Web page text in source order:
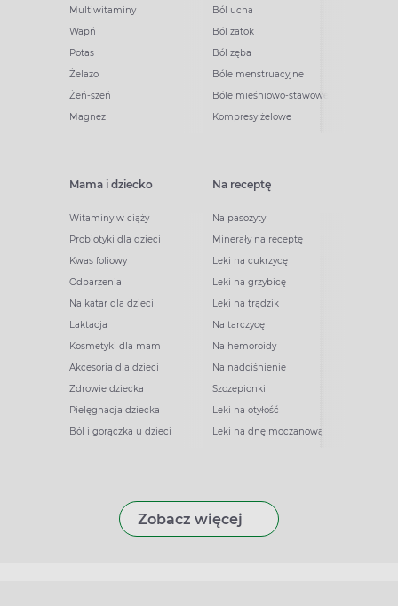
Multiwitaminy
Wapń
Potas
Żelazo
Żeń-szeń
Magnez
Ból ucha
Ból zatok
Ból zęba
Bóle menstruacyjne
Bóle mięśniowo-stawowe
Kompresy żelowe
Mama i dziecko
Witaminy w ciąży
Probiotyki dla dzieci
Kwas foliowy
Odparzenia
Na katar dla dzieci
Laktacja
Kosmetyki dla mam
Akcesoria dla dzieci
Zdrowie dziecka
Pielęgnacja dziecka
Ból i gorączka u dzieci
Na receptę
Na pasożyty
Minerały na receptę
Leki na cukrzycę
Leki na grzybicę
Leki na trądzik
Na tarczycę
Na hemoroidy
Na nadciśnienie
Szczepionki
Leki na otyłość
Leki na dnę moczanową
Zobacz więcej